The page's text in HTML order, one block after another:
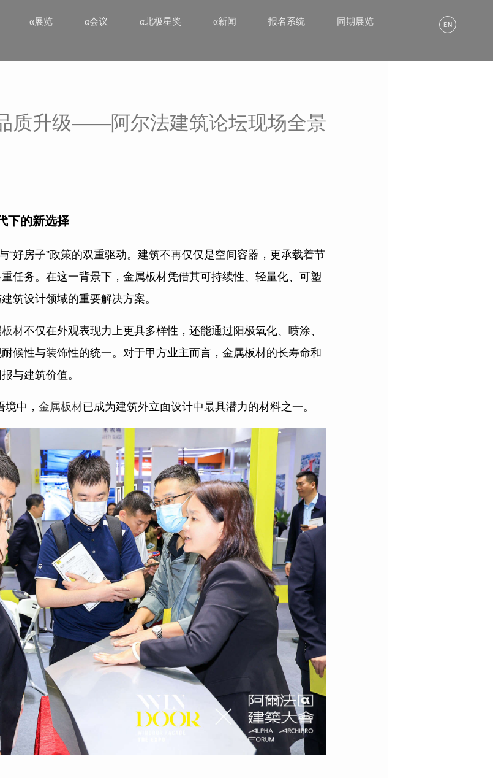
α展览 α会议 α北极星奖 α新闻 报名系统 同期展览
质升级——阿尔法建筑论坛现场全景
下的新选择
“好房子”政策的双重驱动。建筑不再仅仅是空间容器，更承载着节
任务。在这一背景下，金属板材凭借其可持续性、轻量化、可塑
筑设计领域的重要解决方案。
材不仅在外观表现力上更具多样性，还能通过阳极氧化、喷涂、
候性与装饰性的统一。对于甲方业主而言，金属板材的长寿命和
与建筑价值。
境中， 金属板材已成为建筑外立面设计中最具潜力的材料之一。